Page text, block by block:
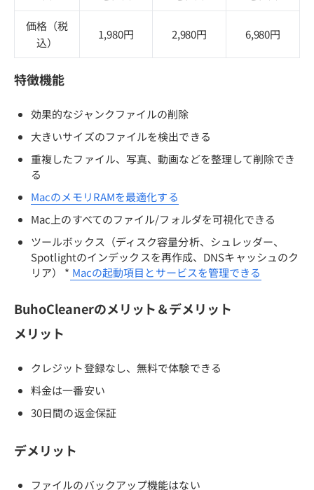
価格（税
込）
1,980円 2,980円 6,980円
特徴機能
効果的なジャンクファイルの削除
大きいサイズのファイルを検出できる
重複したファイル、写真、動画などを整理して削除でき
る
MacのメモリRAMを最適化する
Mac上のすべてのファイル/フォルダを可視化できる
ツールボックス（ディスク容量分析、シュレッダー、
Spotlightのインデックスを再作成、DNSキャッシュのク
リア） * Macの起動項目とサービスを管理できる
BuhoCleanerのメリット＆デメリット
メリット
クレジット登録なし、無料で体験できる
料金は一番安い
30日間の返金保証
デメリット
ファイルのバックアップ機能はない